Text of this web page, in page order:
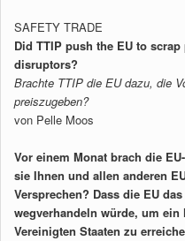
SAFETY TRADE
Did TTIP push the EU to
disruptors?
Brachte TTIP die EU dazu, die
preiszugeben?
von Pelle Moos
Vor einem Monat brach die
sie Ihnen und allen anderen
Versprechen? Dass die EU
wegverhandeln würde, um
Vereinigten Staaten zu